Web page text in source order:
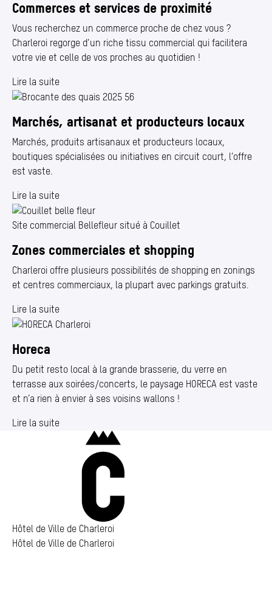
Commerces et services de proximité
Vous recherchez un commerce proche de chez vous ?
Charleroi regorge d’un riche tissu commercial qui facilitera
votre vie et celle de vos proches au quotidien !
Lire la suite
Marchés, artisanat et producteurs locaux
Marchés, produits artisanaux et producteurs locaux,
boutiques spécialisées ou initiatives en circuit court, l’offre
est vaste.
Lire la suite
Site commercial Bellefleur situé à Couillet
Zones commerciales et shopping
Charleroi offre plusieurs possibilités de shopping en zonings
et centres commerciaux, la plupart avec parkings gratuits.
Lire la suite
Horeca
Du petit resto local à la grande brasserie, du verre en
terrasse aux soirées/​concerts, le paysage HORECA est vaste
et n’a rien à envier à ses voisins wallons !
Lire la suite
Hôtel de Ville de Charleroi
Hôtel de Ville de Charleroi